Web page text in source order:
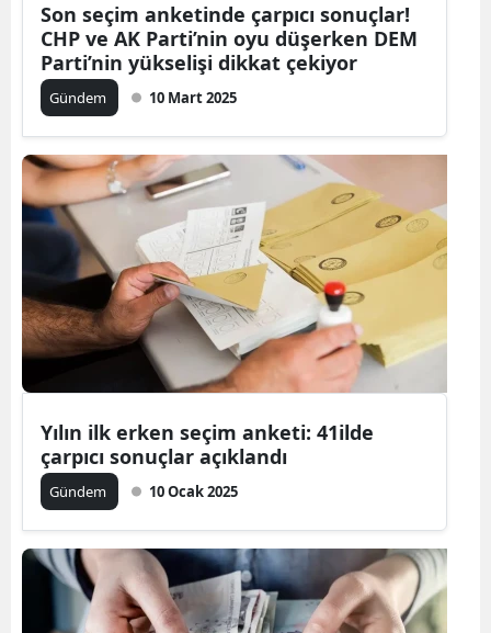
Son seçim anketinde çarpıcı sonuçlar!
CHP ve AK Parti’nin oyu düşerken DEM
Parti’nin yükselişi dikkat çekiyor
Gündem 10 Mart 2025
Yılın ilk erken seçim anketi: 41ilde
çarpıcı sonuçlar açıklandı
Gündem 10 Ocak 2025